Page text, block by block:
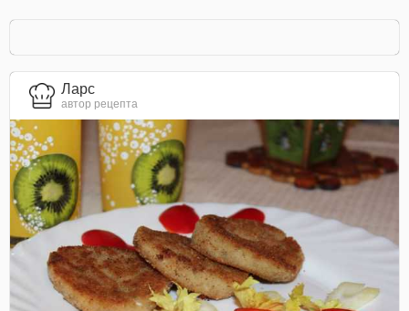
Ларс
автор рецепта